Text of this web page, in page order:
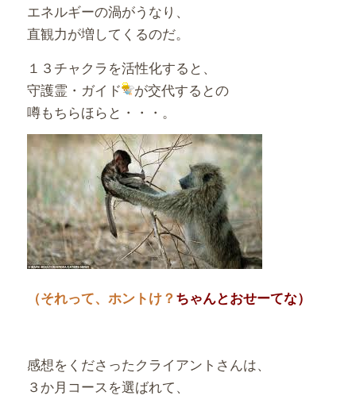
エネルギーの渦がうなり、
直観力が増してくるのだ。
１３チャクラを活性化すると、
守護霊・ガイド
が交代するとの
噂もちらほらと・・・。
（それって、ホントけ？ ちゃんとおせーてな）
感想をくださったクライアントさんは、
３か月コースを選ばれて、